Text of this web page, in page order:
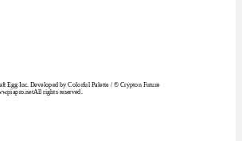
Egg Inc. Developed by Colorful Palette / © Crypton Future
rights reserved.